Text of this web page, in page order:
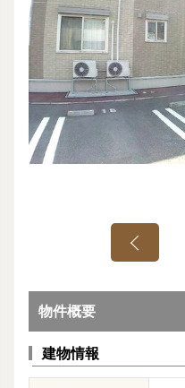
物件概要
建物情報